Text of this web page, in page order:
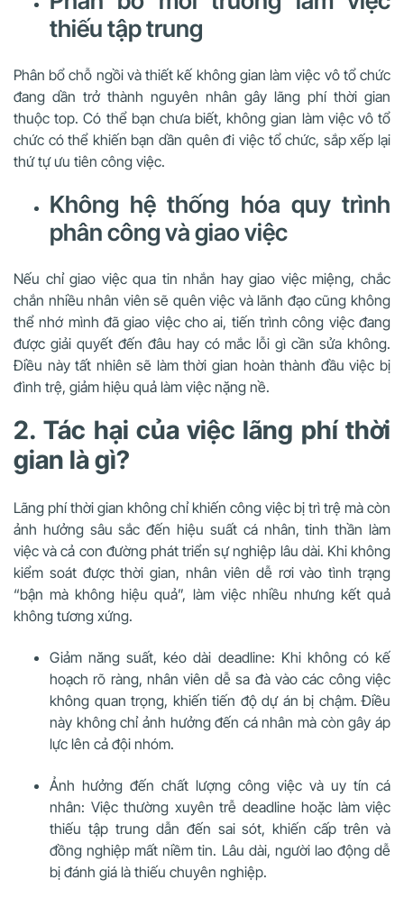
thiếu tập trung
Phân bổ chỗ ngồi và thiết kế không gian làm việc vô tổ chức
đang dần trở thành nguyên nhân gây lãng phí thời gian
thuộc top. Có thể bạn chưa biết, không gian làm việc vô tổ
chức có thể khiến bạn dần quên đi việc tổ chức, sắp xếp lại
thứ tự ưu tiên công việc.
Không hệ thống hóa quy trình
phân công và giao việc
Nếu chỉ giao việc qua tin nhắn hay giao việc miệng, chắc
chắn nhiều nhân viên sẽ quên việc và lãnh đạo cũng không
thể nhớ mình đã giao việc cho ai, tiến trình công việc đang
được giải quyết đến đâu hay có mắc lỗi gì cần sửa không.
Điều này tất nhiên sẽ làm thời gian hoàn thành đầu việc bị
đình trệ, giảm hiệu quả làm việc nặng nề.
2. Tác hại của việc lãng phí thời
gian là gì?
Lãng phí thời gian không chỉ khiến công việc bị trì trệ mà còn
ảnh hưởng sâu sắc đến hiệu suất cá nhân, tinh thần làm
việc và cả con đường phát triển sự nghiệp lâu dài. Khi không
kiểm soát được thời gian, nhân viên dễ rơi vào tình trạng
“bận mà không hiệu quả”, làm việc nhiều nhưng kết quả
không tương xứng.
Giảm năng suất, kéo dài deadline: Khi không có kế
hoạch rõ ràng, nhân viên dễ sa đà vào các công việc
không quan trọng, khiến tiến độ dự án bị chậm. Điều
này không chỉ ảnh hưởng đến cá nhân mà còn gây áp
lực lên cả đội nhóm.
Ảnh hưởng đến chất lượng công việc và uy tín cá
nhân: Việc thường xuyên trễ deadline hoặc làm việc
thiếu tập trung dẫn đến sai sót, khiến cấp trên và
đồng nghiệp mất niềm tin. Lâu dài, người lao động dễ
bị đánh giá là thiếu chuyên nghiệp.